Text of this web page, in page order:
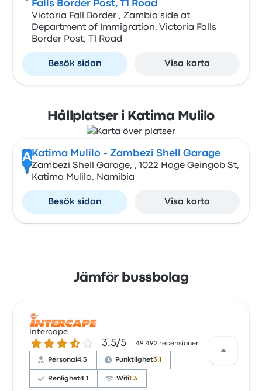
Falls Border Post, T1 Road
Victoria Fall Border , Zambia side at
Department of Immigration, Victoria Falls
Border Post, T1 Road
Besök sidan Visa karta
Hållplatser i Katima Mulilo
A Katima Mulilo - Zambezi Shell Garage
Zambezi Shell Garage, , 1022 Hage Geingob St,
Katima Mulilo, Namibia
Besök sidan Visa karta
Jämför bussbolag
Intercape
3.5 ur 5 stjärnor 3.5/5 49 492 recensioner
Personal4.3 Punktlighet3.1
Renlighet4.1 Wifi1.3